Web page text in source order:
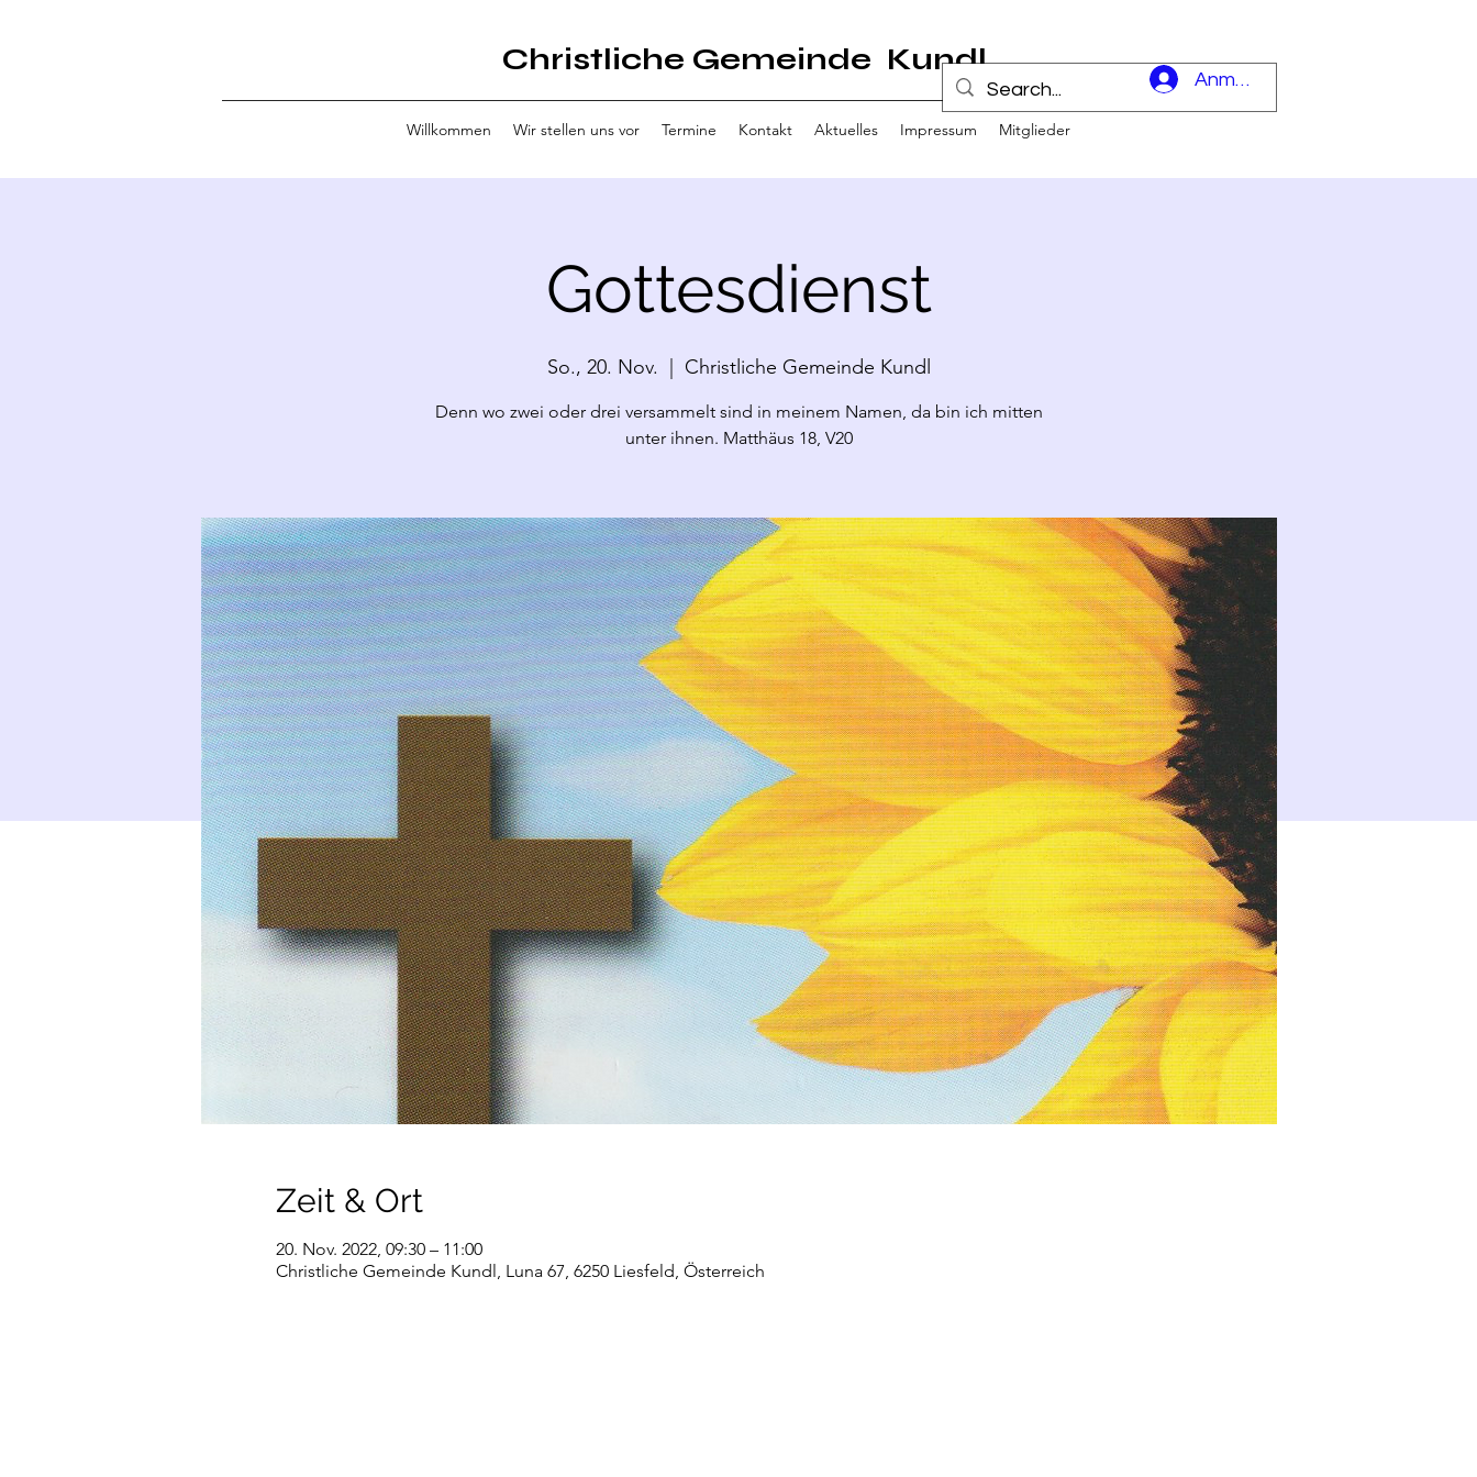
Christliche Gemeinde Kundl
Anmelden
Willkommen Wir stellen uns vor Termine Kontakt Aktuelles Impressum Mitglieder
Gottesdienst
So., 20. Nov. Christliche Gemeinde Kundl
Denn wo zwei oder drei versammelt sind in meinem Namen, da bin ich mitten
unter ihnen. Matthäus 18, V20
Zeit & Ort
20. Nov. 2022, 09:30 – 11:00
Christliche Gemeinde Kundl, Luna 67, 6250 Liesfeld, Österreich